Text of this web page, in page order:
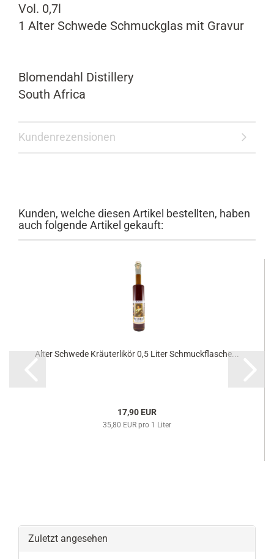
Vol. 0,7l
1 Alter Schwede Schmuckglas mit Gravur
Blomendahl Distillery
South Africa
Kundenrezensionen
Kunden, welche diesen Artikel bestellten, haben
auch folgende Artikel gekauft:
Alter Schwede Kräuterlikör 0,5 Liter Schmuckflasche...
17,90 EUR
35,80 EUR pro 1 Liter
Zuletzt angesehen